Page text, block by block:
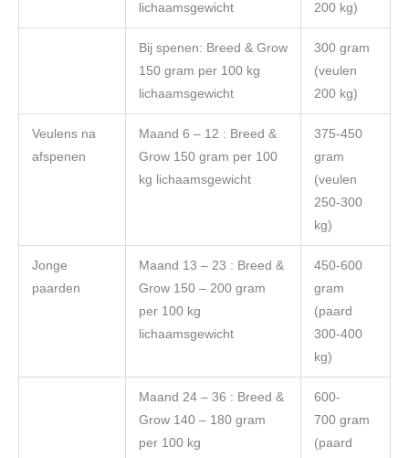
lichaamsgewicht
200 kg)
Bij spenen: Breed & Grow
150 gram per 100 kg
lichaamsgewicht
300 gram
(veulen
200 kg)
Veulens na
afspenen
Maand 6 – 12 : Breed &
Grow 150 gram per 100
kg lichaamsgewicht
375-450
gram
(veulen
250-300
kg)
Jonge
paarden
Maand 13 – 23 : Breed &
Grow 150 – 200 gram
per 100 kg
lichaamsgewicht
450-600
gram
(paard
300-400
kg)
Maand 24 – 36 : Breed &
Grow 140 – 180 gram
per 100 kg
600-
700 gram
(paard